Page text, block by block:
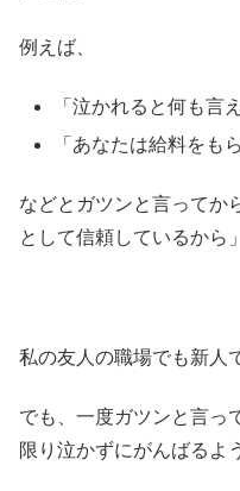
例えば、
「泣かれると何も言
「あなたは給料をも
などとガツンと言ってか
として信頼しているから
私の友人の職場でも新人
でも、一度ガツンと言っ
限り泣かずにがんばるよ